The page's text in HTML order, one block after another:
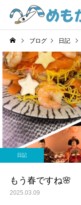
日記
4/1から『誰で
度』始まってい
ブログ 日記
日記
もう春ですね🌸
2025.03.09